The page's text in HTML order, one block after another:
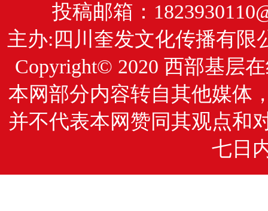
投稿邮箱：
主办:四川奎发文化传播有
Copyright© 2020 西部基层
本网部分内容转自其他媒体
并不代表本网赞同其观点和
七日